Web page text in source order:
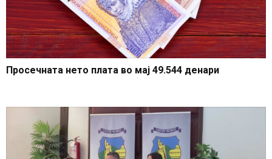
Просечната нето плата во мај 49.544 денари